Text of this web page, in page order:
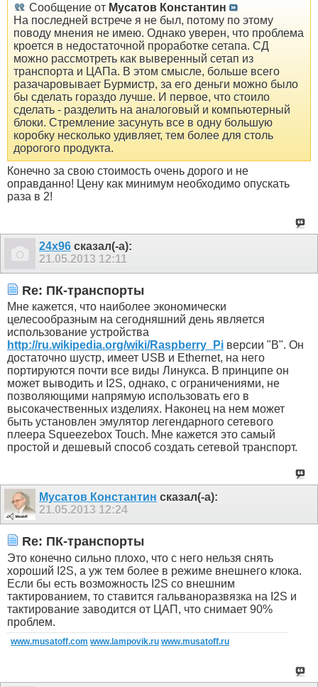
Сообщение от Мусатов Константин
На последней встрече я не был, потому по этому
поводу мнения не имею. Однако уверен, что проблема
кроется в недостаточной проработке сетапа. СД
можно рассмотреть как выверенный сетап из
транспорта и ЦАПа. В этом смысле, больше всего
разачаровывает Бурмистр, за его деньги можно было
бы сделать гораздо лучше. И первое, что стоило
сделать - разделить на аналоговый и компьютерный
блоки. Стремление засунуть все в одну большую
коробку несколько удивляет, тем более для столь
дорогого продукта.
Конечно за свою стоимость очень дорого и не
оправданно! Цену как минимум необходимо опускать
раза в 2!
24x96 сказал(-а):
21.05.2013 12:11
Re: ПК-транспорты
Мне кажется, что наиболее экономически
целесообразным на сегодняшний день является
использование устройства
http://ru.wikipedia.org/wiki/Raspberry_Pi версии "B". Он
достаточно шустр, имеет USB и Ethernet, на него
портируются почти все виды Линукса. В принципе он
может выводить и I2S, однако, с ограничениями, не
позволяющими напрямую использовать его в
высокачественных изделиях. Наконец на нем может
быть установлен эмулятор легендарного сетевого
плеера Squeezebox Touch. Мне кажется это самый
простой и дешевый способ создать сетевой транспорт.
Мусатов Константин сказал(-а):
21.05.2013 12:24
Re: ПК-транспорты
Это конечно сильно плохо, что с него нельзя снять
хороший I2S, а уж тем более в режиме внешнего клока.
Если бы есть возможность I2S со внешним
тактированием, то ставится гальваноразвязка на I2S и
тактирование заводится от ЦАП, что снимает 90%
проблем.
www.musatoff.com www.lampovik.ru www.musatoff.ru